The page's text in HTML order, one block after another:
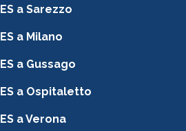
a Sarezzo
a Milano
a Gussago
a Ospitaletto
a Verona